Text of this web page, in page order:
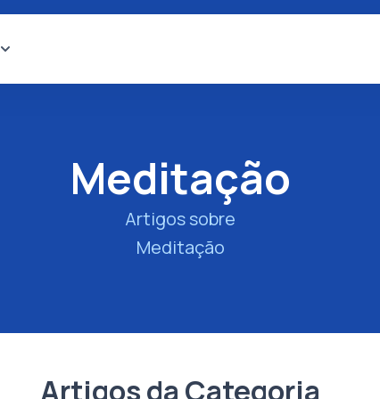
Meditação
Artigos sobre
Meditação
Artigos da Categoria